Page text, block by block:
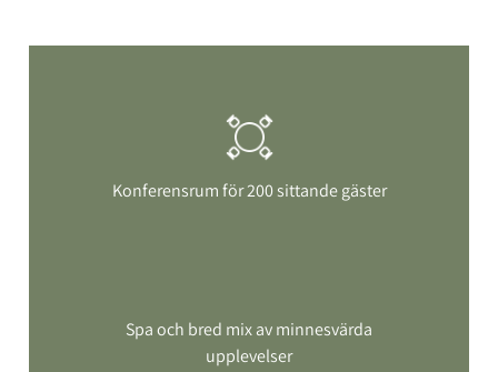
Konferensrum för 200 sittande gäster
Spa och bred mix av minnesvärda
upplevelser